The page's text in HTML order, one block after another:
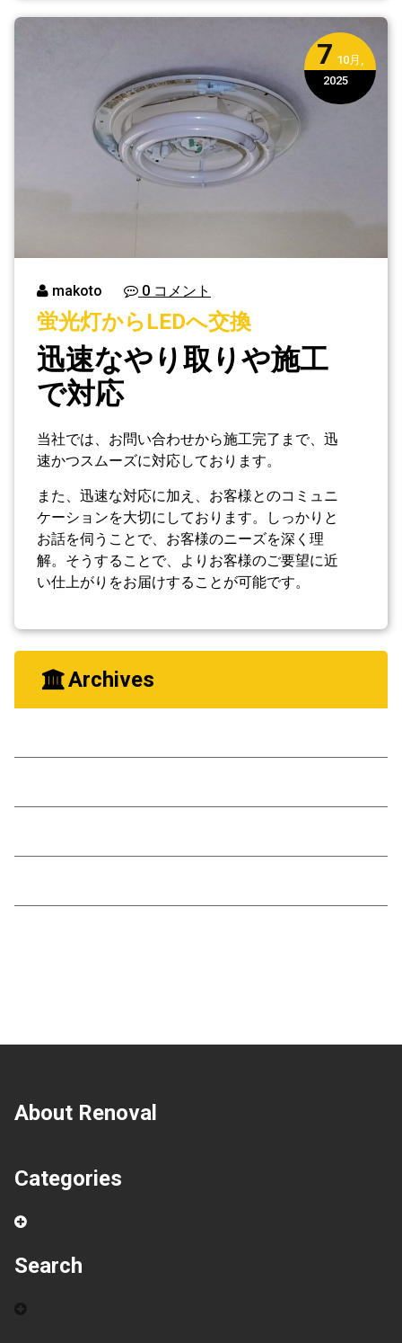
7 10月,
2025
makoto 0 コメント
蛍光灯からLEDへ交換
迅速なやり取りや施工
で対応
当社では、お問い合わせから施工完了まで、迅
速かつスムーズに対応しております。
また、迅速な対応に加え、お客様とのコミュニ
ケーションを大切にしております。しっかりと
お話を伺うことで、お客様のニーズを深く理
解。そうすることで、よりお客様のご要望に近
い仕上がりをお届けすることが可能です。
Archives
About Renoval
Categories
Search